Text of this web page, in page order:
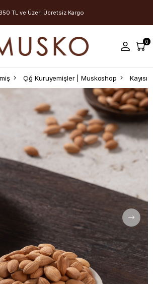
TL ve Üzeri Ücretsiz Kargo
0
Çiğ Kuruyemişler | Muskoshop Kayısı